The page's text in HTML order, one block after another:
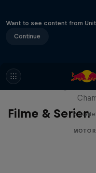
Want to see content from
Continue
Filme & Serien
Hard Lines
2